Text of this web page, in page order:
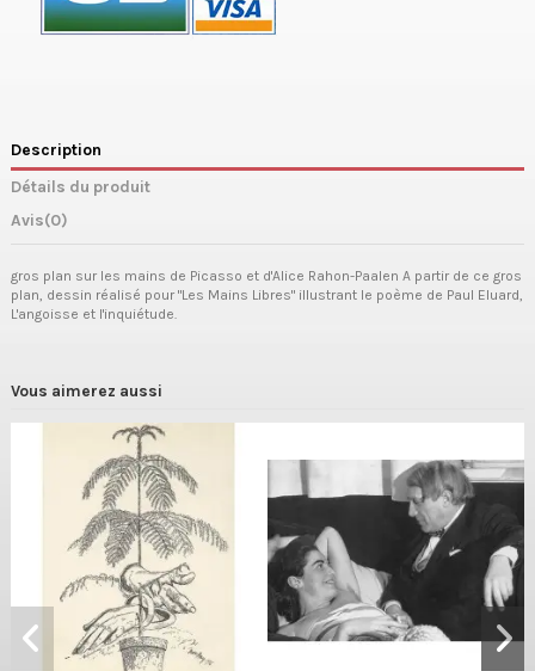
Description
Détails du produit
Avis(0)
gros plan sur les mains de Picasso et d'Alice Rahon-Paalen A partir de ce gros
plan, dessin réalisé pour "Les Mains Libres" illustrant le poème de Paul Eluard,
L'angoisse et l'inquiétude.
Vous aimerez aussi